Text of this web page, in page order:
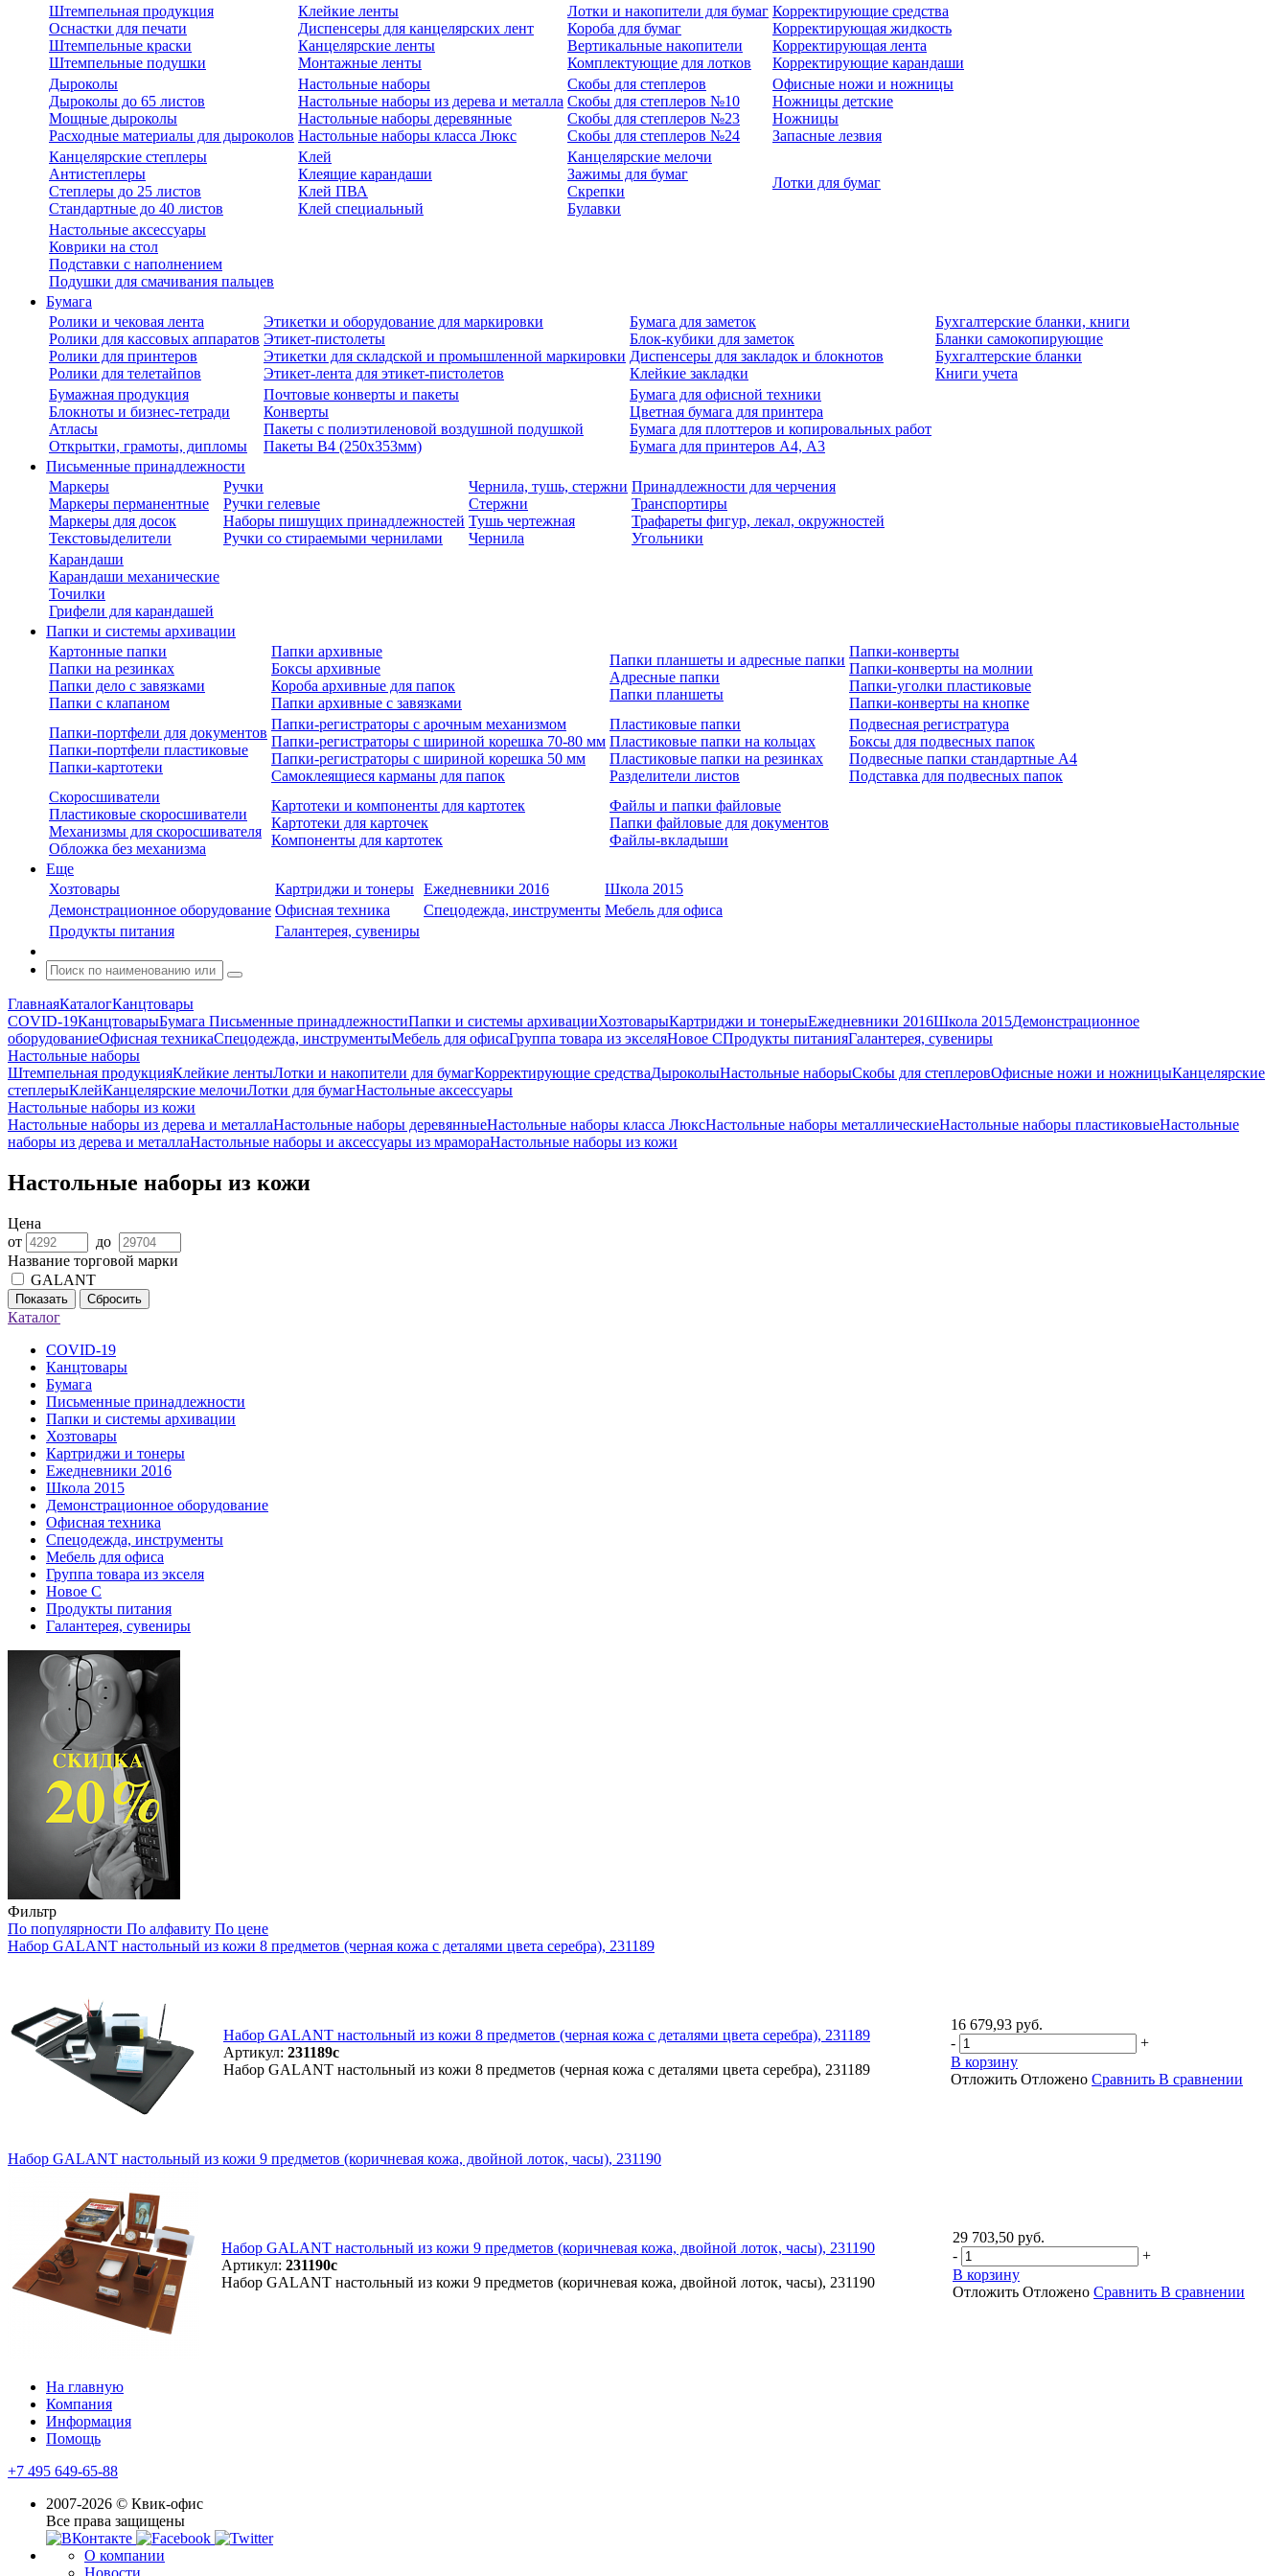
Штемпельная продукция
Оснастки для печати
Штемпельные краски
Штемпельные подушки
Клейкие ленты
Диспенсеры для канцелярских лент
Канцелярские ленты
Монтажные ленты
Лотки и накопители для бумаг
Короба для бумаг
Вертикальные накопители
Комплектующие для лотков
Корректирующие средства
Корректирующая жидкость
Корректирующая лента
Корректирующие карандаши
Дыроколы
Дыроколы до 65 листов
Мощные дыроколы
Расходные материалы для дыроколов
Настольные наборы
Настольные наборы из дерева и металла
Настольные наборы деревянные
Настольные наборы класса Люкс
Скобы для степлеров
Скобы для степлеров №10
Скобы для степлеров №23
Скобы для степлеров №24
Офисные ножи и ножницы
Ножницы детские
Ножницы
Запасные лезвия
Канцелярские степлеры
Антистеплеры
Степлеры до 25 листов
Стандартные до 40 листов
Клей
Клеящие карандаши
Клей ПВА
Клей специальный
Канцелярские мелочи
Зажимы для бумаг
Скрепки
Булавки
Лотки для бумаг
Настольные аксессуары
Коврики на стол
Подставки с наполнением
Подушки для смачивания пальцев
Бумага
Ролики и чековая лента
Ролики для кассовых аппаратов
Ролики для принтеров
Ролики для телетайпов
Этикетки и оборудование для маркировки
Этикет-пистолеты
Этикетки для складской и промышленной маркировки
Этикет-лента для этикет-пистолетов
Бумага для заметок
Блок-кубики для заметок
Диспенсеры для закладок и блокнотов
Клейкие закладки
Бухгалтерские бланки, книги
Бланки самокопирующие
Бухгалтерские бланки
Книги учета
Бумажная продукция
Блокноты и бизнес-тетради
Атласы
Открытки, грамоты, дипломы
Почтовые конверты и пакеты
Конверты
Пакеты с полиэтиленовой воздушной подушкой
Пакеты В4 (250х353мм)
Бумага для офисной техники
Цветная бумага для принтера
Бумага для плоттеров и копировальных работ
Бумага для принтеров А4, А3
Письменные принадлежности
Маркеры
Маркеры перманентные
Маркеры для досок
Текстовыделители
Ручки
Ручки гелевые
Наборы пишущих принадлежностей
Ручки со стираемыми чернилами
Чернила, тушь, стержни
Стержни
Тушь чертежная
Чернила
Принадлежности для черчения
Транспортиры
Трафареты фигур, лекал, окружностей
Угольники
Карандаши
Карандаши механические
Точилки
Грифели для карандашей
Папки и системы архивации
Картонные папки
Папки на резинках
Папки дело с завязками
Папки с клапаном
Папки архивные
Боксы архивные
Короба архивные для папок
Папки архивные с завязками
Папки планшеты и адресные папки
Адресные папки
Папки планшеты
Папки-конверты
Папки-конверты на молнии
Папки-уголки пластиковые
Папки-конверты на кнопке
Папки-портфели для документов
Папки-портфели пластиковые
Папки-картотеки
Папки-регистраторы с арочным механизмом
Папки-регистраторы с шириной корешка 70-80 мм
Папки-регистраторы с шириной корешка 50 мм
Самоклеящиеся карманы для папок
Пластиковые папки
Пластиковые папки на кольцах
Пластиковые папки на резинках
Разделители листов
Подвесная регистратура
Боксы для подвесных папок
Подвесные папки стандартные А4
Подставка для подвесных папок
Скоросшиватели
Пластиковые скоросшиватели
Механизмы для скоросшивателя
Обложка без механизма
Картотеки и компоненты для картотек
Картотеки для карточек
Компоненты для картотек
Файлы и папки файловые
Папки файловые для документов
Файлы-вкладыши
Еще
Хозтовары
Картриджи и тонеры Ежедневники 2016
Школа 2015
Демонстрационное оборудование Офисная техника Спецодежда, инструменты Мебель для офиса
Продукты питания
Галантерея, сувениры
ГлавнаяКаталогКанцтовары
COVID-19КанцтоварыБумага Письменные принадлежностиПапки и системы архивацииХозтоварыКартриджи и тонерыЕжедневники 2016Школа 2015Демонстрационное
оборудованиеОфисная техникаСпецодежда, инструментыМебель для офисаГруппа товара из экселяНовое СПродукты питанияГалантерея, сувениры
Настольные наборы
Штемпельная продукцияКлейкие лентыЛотки и накопители для бумагКорректирующие средстваДыроколыНастольные наборыСкобы для степлеровОфисные ножи и ножницыКанцелярские
степлерыКлейКанцелярские мелочиЛотки для бумагНастольные аксессуары
Настольные наборы из кожи
Настольные наборы из дерева и металлаНастольные наборы деревянныеНастольные наборы класса ЛюксНастольные наборы металлическиеНастольные наборы пластиковыеНастольные
наборы из дерева и металлаНастольные наборы и аксессуары из мрамораНастольные наборы из кожи
Настольные наборы из кожи
Цена
от
до
Название торговой марки
GALANT
Показать Сбросить
Каталог
COVID-19
Канцтовары
Бумага
Письменные принадлежности
Папки и системы архивации
Хозтовары
Картриджи и тонеры
Ежедневники 2016
Школа 2015
Демонстрационное оборудование
Офисная техника
Спецодежда, инструменты
Мебель для офиса
Группа товара из экселя
Новое С
Продукты питания
Галантерея, сувениры
Фильтр
По популярности По алфавиту По цене
Набор GALANT настольный из кожи 8 предметов (черная кожа с деталями цвета серебра), 231189
Набор GALANT настольный из кожи 8 предметов (черная кожа с деталями цвета серебра), 231189
Артикул: 231189с
Набор GALANT настольный из кожи 8 предметов (черная кожа с деталями цвета серебра), 231189
16 679,93 руб.
-
+
В корзину
Отложить Отложено Сравнить В сравнении
Набор GALANT настольный из кожи 9 предметов (коричневая кожа, двойной лоток, часы), 231190
Набор GALANT настольный из кожи 9 предметов (коричневая кожа, двойной лоток, часы), 231190
Артикул: 231190с
Набор GALANT настольный из кожи 9 предметов (коричневая кожа, двойной лоток, часы), 231190
29 703,50 руб.
-
+
В корзину
Отложить Отложено Сравнить В сравнении
На главную
Компания
Информация
Помощь
+7 495 649-65-88
2007-2026 © Квик-офис
Все права защищены
О компании
Новости